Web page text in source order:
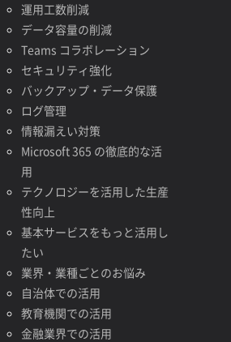
運用工数削減
データ容量の削減
Teams コラボレーション
セキュリティ強化
バックアップ・データ保護
ログ管理
情報漏えい対策
Microsoft 365 の徹底的な活
用
テクノロジーを活用した生産
性向上
基本サービスをもっと活用し
たい
業界・業種ごとのお悩み
自治体での活用
教育機関での活用
金融業界での活用